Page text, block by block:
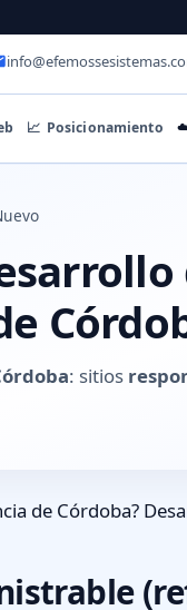
📈 Posicionamiento
: sitios
de Córdoba?